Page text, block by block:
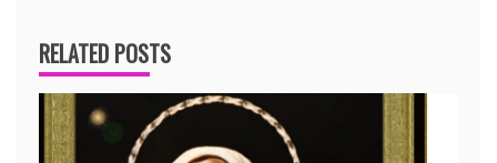
RELATED POSTS